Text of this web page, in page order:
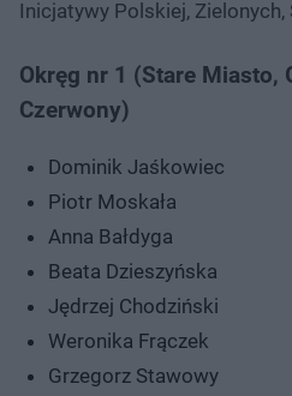
Inicjatywy Polskiej, Zielonych,
Okręg nr 1 (Stare Miasto,
Czerwony)
Dominik Jaśkowiec
Piotr Moskała
Anna Bałdyga
Beata Dzieszyńska
Jędrzej Chodziński
Weronika Frączek
Grzegorz Stawowy